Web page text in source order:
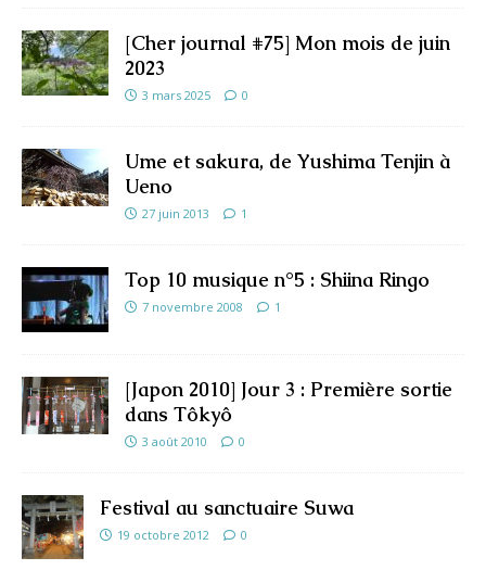
[Cher journal #75] Mon mois de juin
2023
3 mars 2025 0
Ume et sakura, de Yushima Tenjin à
Ueno
27 juin 2013 1
Top 10 musique n°5 : Shiina Ringo
7 novembre 2008 1
[Japon 2010] Jour 3 : Première sortie
dans Tôkyô
3 août 2010 0
Festival au sanctuaire Suwa
19 octobre 2012 0